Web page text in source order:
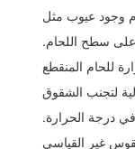
وجود عيوب مثل
سطح اللحام.
للحام المنقطع
لتجنب الشقوق
درجة الحرارة.
غير القياسي